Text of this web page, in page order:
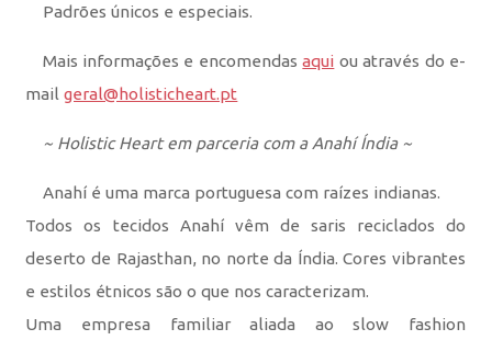
Padrões únicos e especiais.
Mais informações e encomendasaqui ou através do e-
mailgeral@holisticheart.pt
~ Holistic Heart em parceria com a Anahí Índia ~
Anahí é uma marca portuguesa com raízes indianas.
Todos os tecidos Anahí vêm de saris reciclados do
deserto de Rajasthan, no norte da Índia. Cores vibrantes
e estilos étnicos são o que nos caracterizam.
Uma empresa familiar aliada ao slow fashion